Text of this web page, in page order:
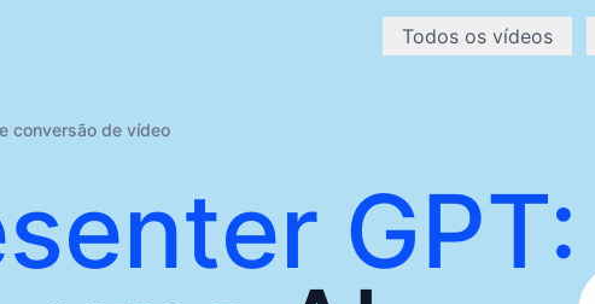
Todos os vídeos
conversão de vídeo
GPT: